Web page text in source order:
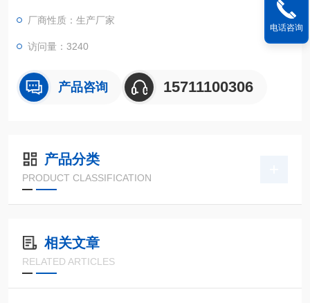
厂商性质：生产厂家
访问量：3240
产品咨询 15711100306
产品分类
PRODUCT CLASSIFICATION
相关文章
RELATED ARTICLES
电话咨询